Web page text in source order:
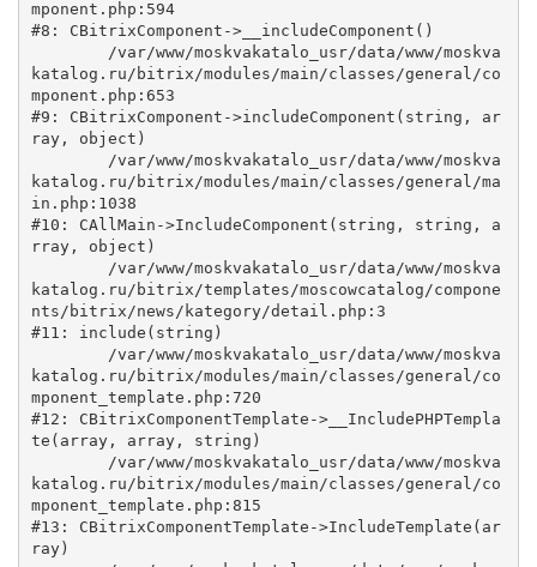
mponent.php:594
#8: CBitrixComponent->__includeComponent()
katalog.ru/bitrix/modules/main/classes/general/co
mponent.php:653
#9: CBitrixComponent->includeComponent(string, ar
ray, object)
katalog.ru/bitrix/modules/main/classes/general/ma
in.php:1038
#10: CAllMain->IncludeComponent(string, string, a
rray, object)
katalog.ru/bitrix/templates/moscowcatalog/compone
nts/bitrix/news/kategory/detail.php:3
#11: include(string)
katalog.ru/bitrix/modules/main/classes/general/co
mponent_template.php:720
#12: CBitrixComponentTemplate->__IncludePHPTempla
te(array, array, string)
katalog.ru/bitrix/modules/main/classes/general/co
mponent_template.php:815
#13: CBitrixComponentTemplate->IncludeTemplate(ar
ray)